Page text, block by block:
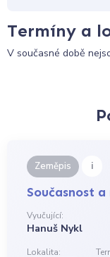
Termíny a
V současné době
Zeměpis i
Současnost
Vyučující:
Hanuš Nykl
Lokalita: